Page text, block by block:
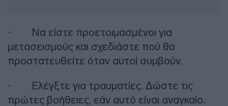
· Να είστε προετοιμασμένοι για
μετασεισμούς και σχεδιάστε πού θα
προστατευθείτε όταν αυτοί συμβούν.
· Ελέγξτε για τραυματίες. Δώστε τις
πρώτες βοήθειες, εάν αυτό είναι αναγκαίο.